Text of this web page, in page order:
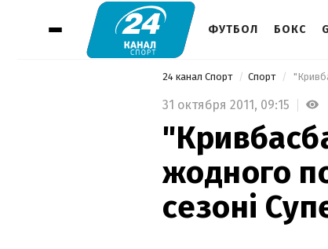
ФУТБОЛ БОКС
24 канал Спорт Спорт
31 октября 2011, 09:15
жодного
сезоні